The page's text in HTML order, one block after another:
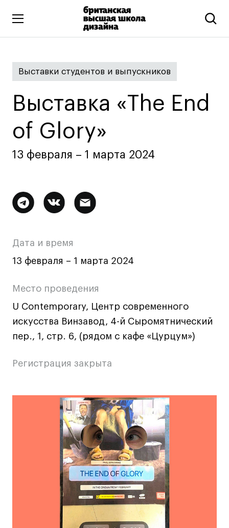
Искусство и дизайн
Бизнес и маркетинг
Все программы
Дополнительное образование
Иллюстрация
Современное искусство
Ювелирный дизайн
Промышленный и предметный дизайн
Подготовительные курсы и творческое
развитие
Среднесрочные
Все программы
Онлайн-программы
Дизайн интерьера
Дизайн одежды
Современная живопись
UX/UI-дизайн
Выставки студентов и выпускников
Выставка «The End
of Glory»
13 февраля – 1 марта 2024
Дополнительная
о
мероприятии
Дата и время
13 февраля – 1 марта 2024
Место проведения
U Contemporary, Центр современного
искусства Винзавод, 4-й Сыромятнический
пер., 1, стр. 6, (рядом с кафе «Цурцум»)
Регистрация закрыта
Основная
информация
мероприятии